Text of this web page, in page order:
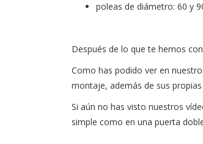
poleas de diámetro: 60 y
Después de lo que te hemos
Como has podido ver en
montaje, además de sus
Si aún no has visto nuestros
simple como en una puerta